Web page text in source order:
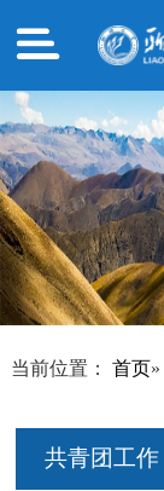
当前位置： 首页»
共青团工作